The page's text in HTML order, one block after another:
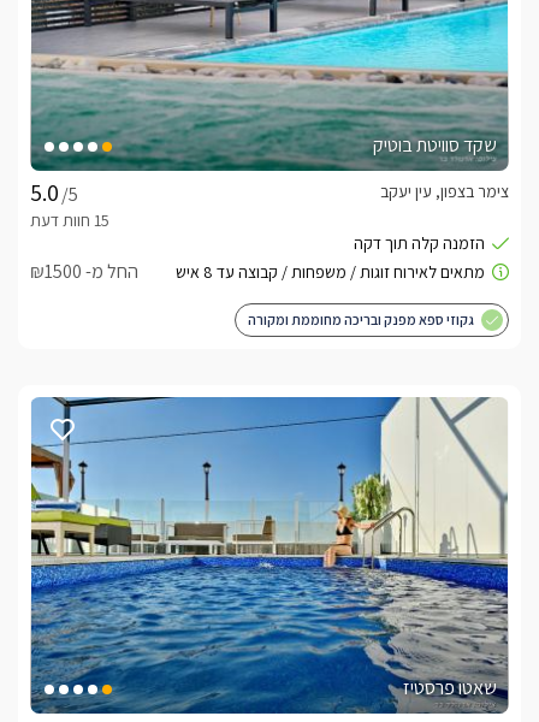
שקד סוויטת בוטיק
/5
צימר בצפון, עין יעקב
החל מ- ₪1500
גקוזי ספא מפנק ובריכה מחוממת ומקורה
שאטו פרסטיז